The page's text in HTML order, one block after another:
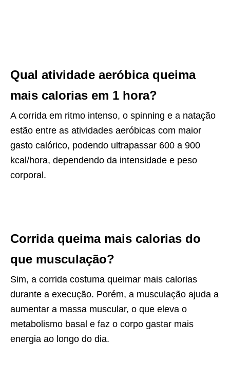
Qual atividade aeróbica queima
mais calorias em 1 hora?
A corrida em ritmo intenso, o spinning e a natação
estão entre as atividades aeróbicas com maior
gasto calórico, podendo ultrapassar 600 a 900
kcal/hora, dependendo da intensidade e peso
corporal.
Corrida queima mais calorias do
que musculação?
Sim, a corrida costuma queimar mais calorias
durante a execução. Porém, a musculação ajuda a
aumentar a massa muscular, o que eleva o
metabolismo basal e faz o corpo gastar mais
energia ao longo do dia.